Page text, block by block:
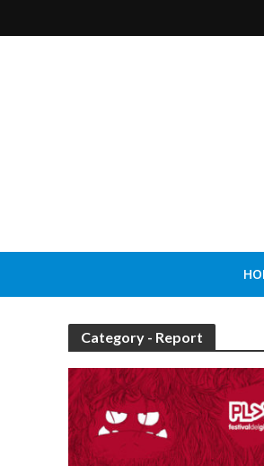
Category - Report